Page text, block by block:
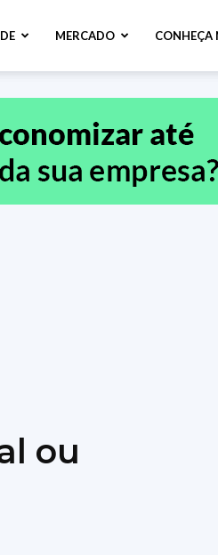
MERCADO CONHEÇA
ou